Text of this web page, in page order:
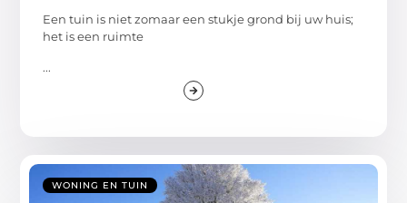
Een tuin is niet zomaar een stukje grond bij uw huis;
het is een ruimte
...
WONING EN TUIN